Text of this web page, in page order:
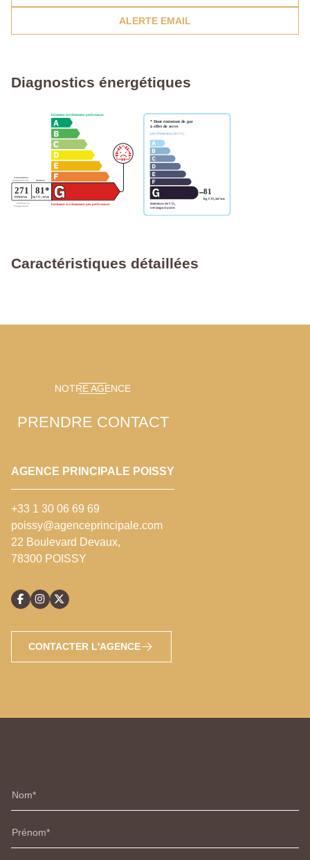
ALERTE EMAIL
Diagnostics énergétiques
Caractéristiques détaillées
NOTRE AGENCE
PRENDRE CONTACT
AGENCE PRINCIPALE POISSY
+33 1 30 06 69 69
poissy@agenceprincipale.com
22 Boulevard Devaux,
78300 POISSY
CONTACTER L'AGENCE
Nom
Prénom